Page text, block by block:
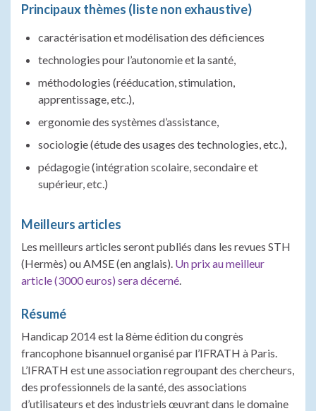
Principaux thèmes (liste non exhaustive)
caractérisation et modélisation des déficiences
technologies pour l’autonomie et la santé,
méthodologies (rééducation, stimulation,
apprentissage, etc.),
ergonomie des systèmes d’assistance,
sociologie (étude des usages des technologies, etc.),
pédagogie (intégration scolaire, secondaire et
supérieur, etc.)
Meilleurs articles
Les meilleurs articles seront publiés dans les revues STH
(Hermès) ou AMSE (en anglais). Un prix au meilleur
article (3000 euros) sera décerné
Résumé
Handicap 2014 est la 8ème édition du congrès
francophone bisannuel organisé par l’IFRATH à Paris.
L’IFRATH est une association regroupant des chercheurs,
des professionnels de la santé, des associations
d’utilisateurs et des industriels œuvrant dans le domaine